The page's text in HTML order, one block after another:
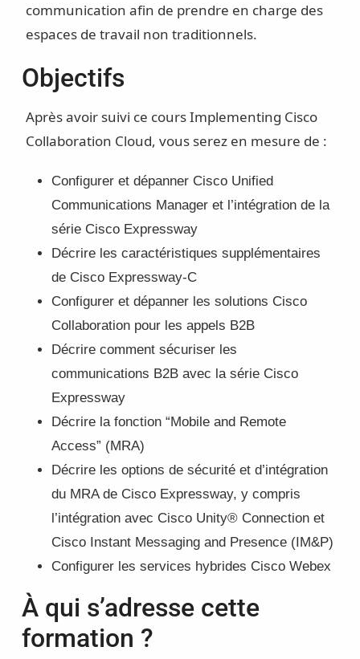
communication afin de prendre en charge des
espaces de travail non traditionnels.
Objectifs
Après avoir suivi ce cours Implementing Cisco
Collaboration Cloud, vous serez en mesure de :
Configurer et dépanner Cisco Unified
Communications Manager et l’intégration de la
série Cisco Expressway
Décrire les caractéristiques supplémentaires
de Cisco Expressway-C
Configurer et dépanner les solutions Cisco
Collaboration pour les appels B2B
Décrire comment sécuriser les
communications B2B avec la série Cisco
Expressway
Décrire la fonction “Mobile and Remote
Access” (MRA)
Décrire les options de sécurité et d’intégration
du MRA de Cisco Expressway, y compris
l’intégration avec Cisco Unity® Connection et
Cisco Instant Messaging and Presence (IM&P)
Configurer les services hybrides Cisco Webex
À qui s’adresse cette
formation ?